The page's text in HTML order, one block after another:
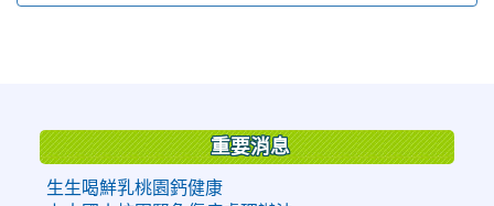
重要消息
生生喝鮮乳桃園鈣健康